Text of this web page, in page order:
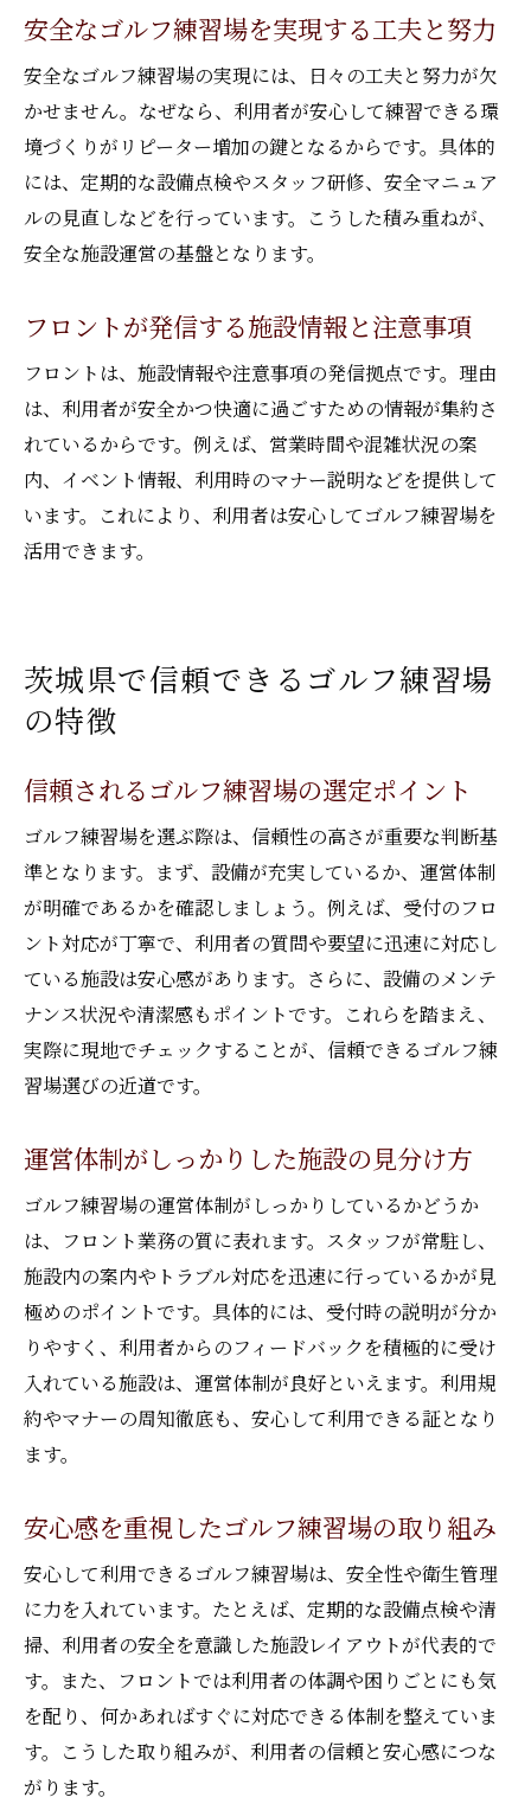
安全なゴルフ練習場を実現する工夫と努力
安全なゴルフ練習場の実現には、日々の工夫と努力が欠
かせません。なぜなら、利用者が安心して練習できる環
境づくりがリピーター増加の鍵となるからです。具体的
には、定期的な設備点検やスタッフ研修、安全マニュア
ルの見直しなどを行っています。こうした積み重ねが、
安全な施設運営の基盤となります。
フロントが発信する施設情報と注意事項
フロントは、施設情報や注意事項の発信拠点です。理由
は、利用者が安全かつ快適に過ごすための情報が集約さ
れているからです。例えば、営業時間や混雑状況の案
内、イベント情報、利用時のマナー説明などを提供して
います。これにより、利用者は安心してゴルフ練習場を
活用できます。
茨城県で信頼できるゴルフ練習場
の特徴
信頼されるゴルフ練習場の選定ポイント
ゴルフ練習場を選ぶ際は、信頼性の高さが重要な判断基
準となります。まず、設備が充実しているか、運営体制
が明確であるかを確認しましょう。例えば、受付のフロ
ント対応が丁寧で、利用者の質問や要望に迅速に対応し
ている施設は安心感があります。さらに、設備のメンテ
ナンス状況や清潔感もポイントです。これらを踏まえ、
実際に現地でチェックすることが、信頼できるゴルフ練
習場選びの近道です。
運営体制がしっかりした施設の見分け方
ゴルフ練習場の運営体制がしっかりしているかどうか
は、フロント業務の質に表れます。スタッフが常駐し、
施設内の案内やトラブル対応を迅速に行っているかが見
極めのポイントです。具体的には、受付時の説明が分か
りやすく、利用者からのフィードバックを積極的に受け
入れている施設は、運営体制が良好といえます。利用規
約やマナーの周知徹底も、安心して利用できる証となり
ます。
安心感を重視したゴルフ練習場の取り組み
安心して利用できるゴルフ練習場は、安全性や衛生管理
に力を入れています。たとえば、定期的な設備点検や清
掃、利用者の安全を意識した施設レイアウトが代表的で
す。また、フロントでは利用者の体調や困りごとにも気
を配り、何かあればすぐに対応できる体制を整えていま
す。こうした取り組みが、利用者の信頼と安心感につな
がります。